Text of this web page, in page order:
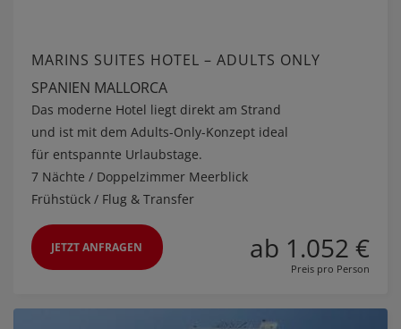
MARINS SUITES HOTEL – ADULTS ONLY
SPANIEN MALLORCA
Das moderne Hotel liegt direkt am Strand
und ist mit dem Adults-Only-Konzept ideal
für entspannte Urlaubstage.
7 Nächte / Doppelzimmer Meerblick
Frühstück / Flug & Transfer
JETZT ANFRAGEN ab 1.052 €
Preis pro Person